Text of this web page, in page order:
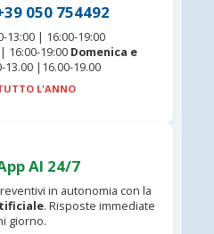
050 754492
13:00 | 16:00-19:00
16:00-19:00 Domenica e
13.00 |16.00-19.00
L'ANNO
AI 24/7
in autonomia con la
. Risposte immediate
giorno.